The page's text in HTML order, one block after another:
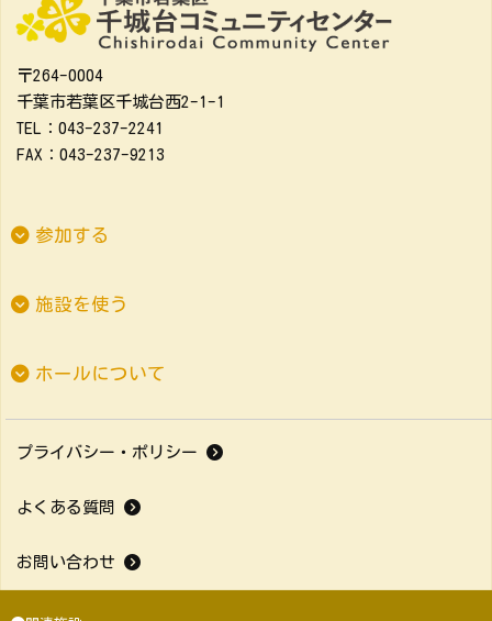
〒264-0004
千葉市若葉区千城台西2-1-1
TEL：043-237-2241
FAX：043-237-9213
参加する
施設を使う
ホールについて
プライバシー・ポリシー
よくある質問
お問い合わせ